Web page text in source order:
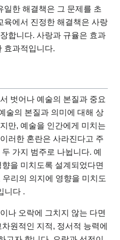
일한 해결책은 그 문제를 초
육에서 진정한 해결책은 사랑
합니다. 사랑과 규율은 효과
효과적입니다.
벗어나 예술의 본질과 중요
술의 본질과 의미에 대해 상
만, 예술을 인간에게 미치는
러한 혼란은 사라진다고 주
가지 범주로 나뉩니다. 예
을 미치도록 설계되었다면
리의 의지에 영향을 미치도
니다 .
나 오락에 그치지 않는 다면
원적인 지적, 정서적 능력에